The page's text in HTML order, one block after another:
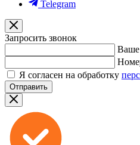
Telegram
Запросить звонок
Я согласен на обработку
Отправить